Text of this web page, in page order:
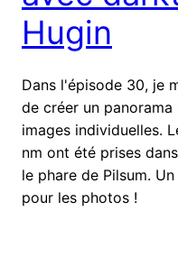
Hugin
Dans l'épisode 30, je
de créer un
images individuelles.
nm ont été prises
le phare de Pilsum.
pour les photos !